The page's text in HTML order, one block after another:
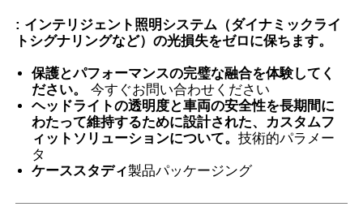
ズ、熱帯地
域、特に熱
車には適し
ていません
9
TPU-
BA75
オフ
ロー
ド愛
好家
11
TPU-
BA85
EPU-
SF65
12
TPU-
EPU-
7.5mil±0.5mil
熱75℃ 5年
: 険
: インテリジェント照明システム（ダイナミックライ
トシグナリングなど）の光損失をゼロに保ちます。
保護とパフォーマンスの完璧な融合を体験してく
ださい。
今すぐお問い合わせください
ヘッドライトの透明度と車両の安全性を長期間に
わたって維持するために設計された、カスタムフ
ィットソリューションについて。技術的パラメー
タ
ケーススタディ製品パッケージング